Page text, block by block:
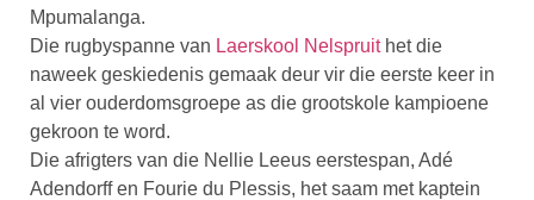
Mpumalanga.
Die rugbyspanne van Laerskool Nelspruithet die
naweek geskiedenis gemaak deur vir die eerste keer in
al vier ouderdomsgroepe as die grootskole kampioene
gekroon te word.
Die afrigters van die Nellie Leeus eerstespan, Adé
Adendorff en Fourie du Plessis, het saam met kaptein